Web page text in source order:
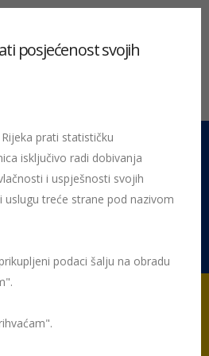
novosti
posjećenost svojih
prati statističku
isključivo radi dobivanja
i uspješnosti svojih
treće strane pod nazivom
podaci šalju na obradu